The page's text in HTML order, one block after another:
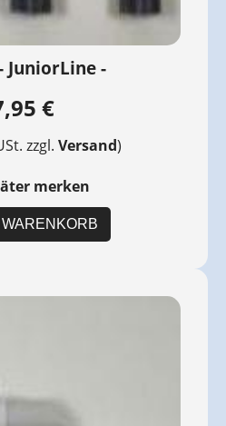
JuniorLine -
€
zzgl. Versand)
merken
WARENKORB